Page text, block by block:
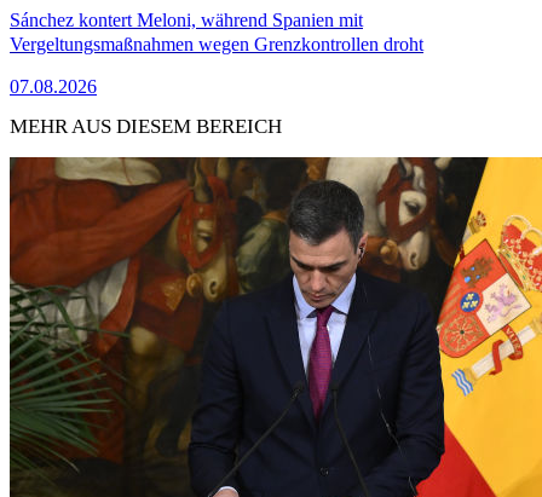
Sánchez kontert Meloni, während Spanien mit
Vergeltungsmaßnahmen wegen Grenzkontrollen droht
07.08.2026
MEHR AUS DIESEM BEREICH